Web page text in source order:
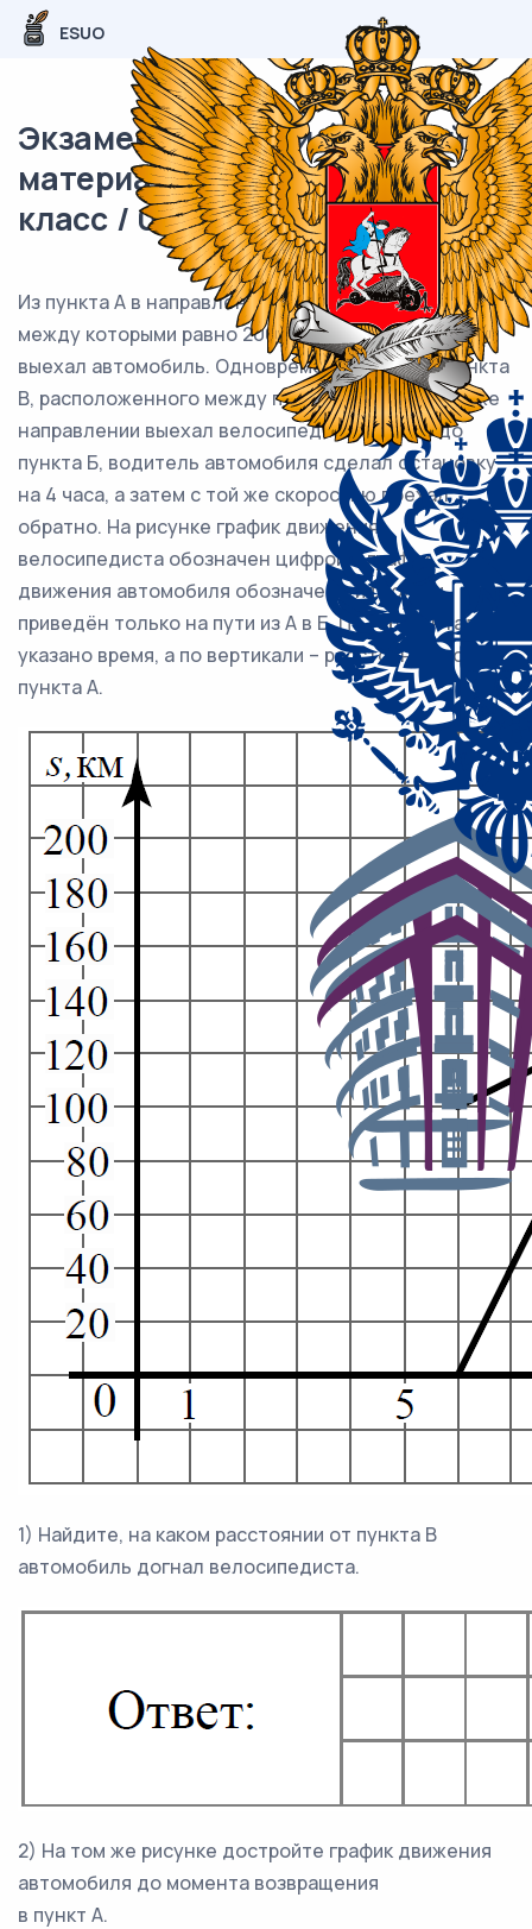
ESUO
Экзаменационный (типовой)
материал ВПР / Математика / 7
класс / 09 задание (25) / 11
Из пункта А в направлении пункта Б, расстояние
между которыми равно 200 км, в 6 часов утра
выехал автомобиль. Одновременно с ним из пункта
В, расположенного между пунктами А и Б, в том же
направлении выехал велосипедист. Доехав до
пункта Б, водитель автомобиля сделал остановку
на 4 часа, а затем с той же скоростью поехал
обратно. На рисунке график движения
велосипедиста обозначен цифрой 1, график
движения автомобиля обозначен цифрой 2 и
приведён только на пути из А в Б. По горизонтали
указано время, а по вертикали – расстояние до
пункта А.
1) Найдите, на каком расстоянии от пункта В
автомобиль догнал велосипедиста.
2) На том же рисунке достройте график движения
автомобиля до момента возвращения
в пункт А.